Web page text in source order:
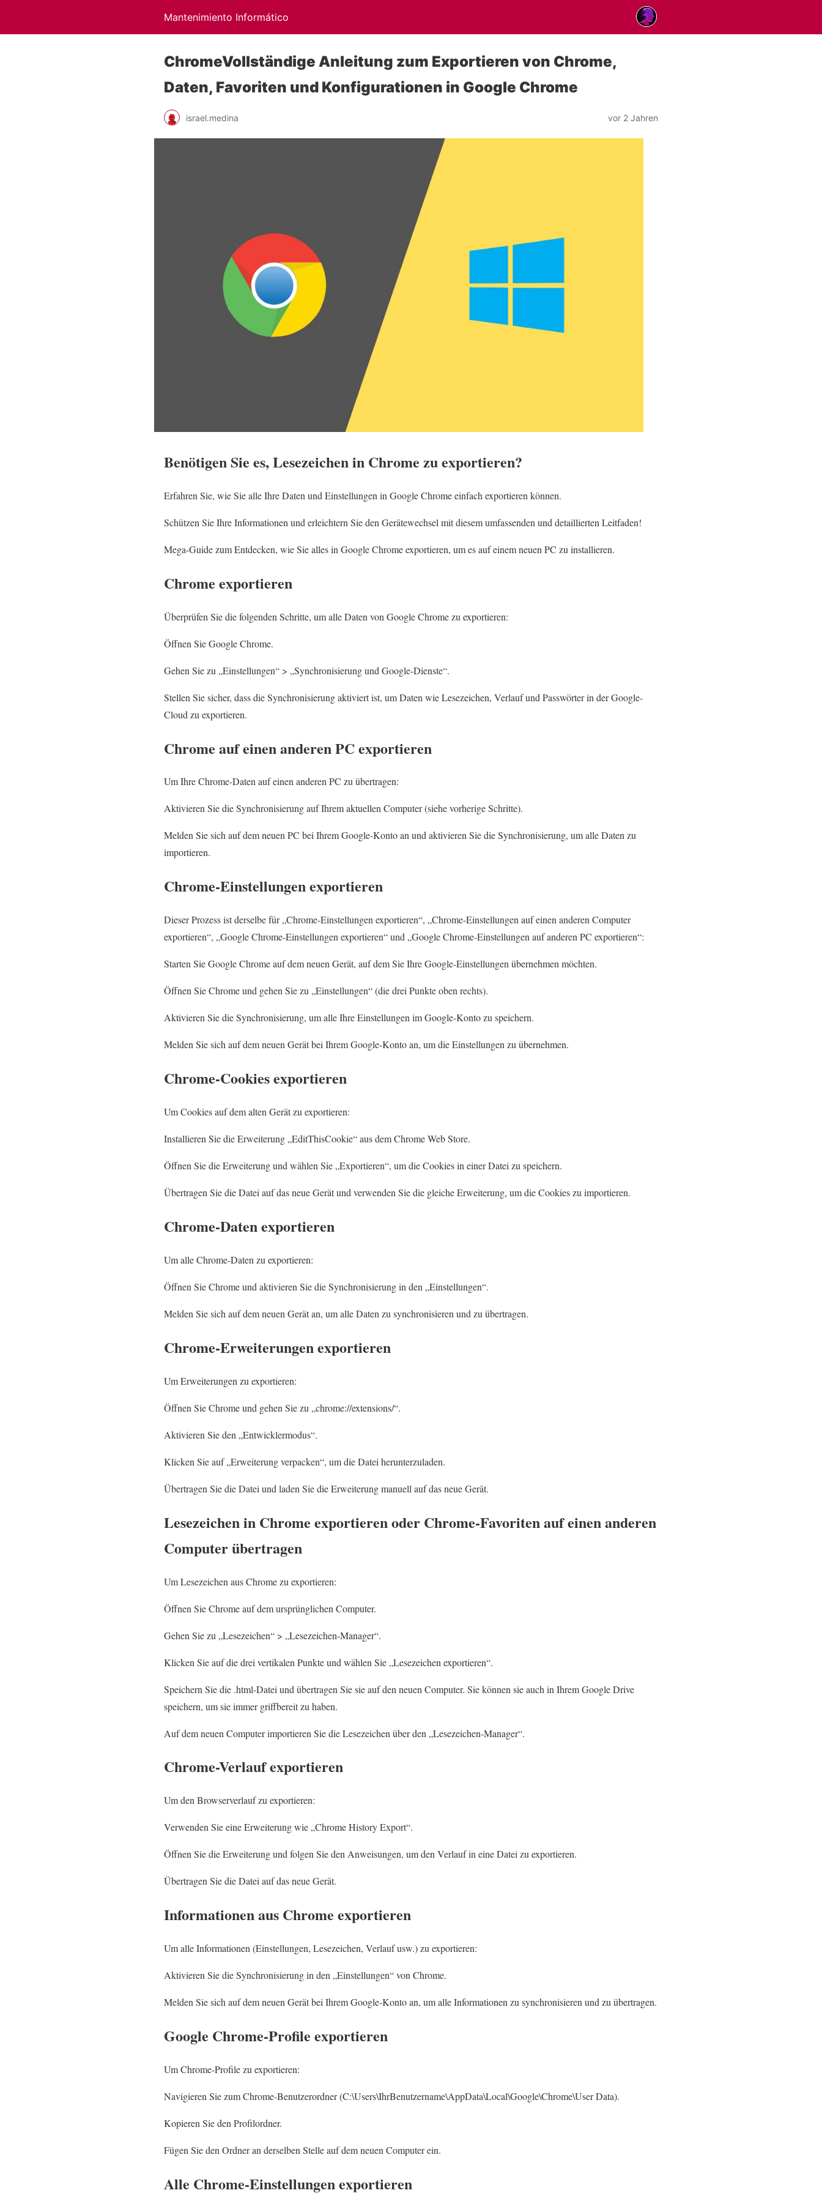
Mantenimiento Informático
ChromeVollständige Anleitung zum Exportieren von Chrome,
Daten, Favoriten und Konfigurationen in Google Chrome
israel.medina vor 2 Jahren
Benötigen Sie es, Lesezeichen in Chrome zu exportieren?
Erfahren Sie, wie Sie alle Ihre Daten und Einstellungen in Google Chrome einfach exportieren können.
Schützen Sie Ihre Informationen und erleichtern Sie den Gerätewechsel mit diesem umfassenden und detaillierten Leitfaden!
Mega-Guide zum Entdecken, wie Sie alles in Google Chrome exportieren, um es auf einem neuen PC zu installieren.
Chrome exportieren
Überprüfen Sie die folgenden Schritte, um alle Daten von Google Chrome zu exportieren:
Öffnen Sie Google Chrome.
Gehen Sie zu „Einstellungen“ > „Synchronisierung und Google-Dienste“.
Stellen Sie sicher, dass die Synchronisierung aktiviert ist, um Daten wie Lesezeichen, Verlauf und Passwörter in der Google-
Cloud zu exportieren.
Chrome auf einen anderen PC exportieren
Um Ihre Chrome-Daten auf einen anderen PC zu übertragen:
Aktivieren Sie die Synchronisierung auf Ihrem aktuellen Computer (siehe vorherige Schritte).
Melden Sie sich auf dem neuen PC bei Ihrem Google-Konto an und aktivieren Sie die Synchronisierung, um alle Daten zu
importieren.
Chrome-Einstellungen exportieren
Dieser Prozess ist derselbe für „Chrome-Einstellungen exportieren“, „Chrome-Einstellungen auf einen anderen Computer
exportieren“, „Google Chrome-Einstellungen exportieren“ und „Google Chrome-Einstellungen auf anderen PC exportieren“:
Starten Sie Google Chrome auf dem neuen Gerät, auf dem Sie Ihre Google-Einstellungen übernehmen möchten.
Öffnen Sie Chrome und gehen Sie zu „Einstellungen“ (die drei Punkte oben rechts).
Aktivieren Sie die Synchronisierung, um alle Ihre Einstellungen im Google-Konto zu speichern.
Melden Sie sich auf dem neuen Gerät bei Ihrem Google-Konto an, um die Einstellungen zu übernehmen.
Chrome-Cookies exportieren
Um Cookies auf dem alten Gerät zu exportieren:
Installieren Sie die Erweiterung „EditThisCookie“ aus dem Chrome Web Store.
Öffnen Sie die Erweiterung und wählen Sie „Exportieren“, um die Cookies in einer Datei zu speichern.
Übertragen Sie die Datei auf das neue Gerät und verwenden Sie die gleiche Erweiterung, um die Cookies zu importieren.
Chrome-Daten exportieren
Um alle Chrome-Daten zu exportieren:
Öffnen Sie Chrome und aktivieren Sie die Synchronisierung in den „Einstellungen“.
Melden Sie sich auf dem neuen Gerät an, um alle Daten zu synchronisieren und zu übertragen.
Chrome-Erweiterungen exportieren
Um Erweiterungen zu exportieren:
Öffnen Sie Chrome und gehen Sie zu „chrome://extensions/“.
Aktivieren Sie den „Entwicklermodus“.
Klicken Sie auf „Erweiterung verpacken“, um die Datei herunterzuladen.
Übertragen Sie die Datei und laden Sie die Erweiterung manuell auf das neue Gerät.
Lesezeichen in Chrome exportieren oder Chrome-Favoriten auf einen anderen
Computer übertragen
Um Lesezeichen aus Chrome zu exportieren:
Öffnen Sie Chrome auf dem ursprünglichen Computer.
Gehen Sie zu „Lesezeichen“ > „Lesezeichen-Manager“.
Klicken Sie auf die drei vertikalen Punkte und wählen Sie „Lesezeichen exportieren“.
Speichern Sie die .html-Datei und übertragen Sie sie auf den neuen Computer. Sie können sie auch in Ihrem Google Drive
speichern, um sie immer griffbereit zu haben.
Auf dem neuen Computer importieren Sie die Lesezeichen über den „Lesezeichen-Manager“.
Chrome-Verlauf exportieren
Um den Browserverlauf zu exportieren:
Verwenden Sie eine Erweiterung wie „Chrome History Export“.
Öffnen Sie die Erweiterung und folgen Sie den Anweisungen, um den Verlauf in eine Datei zu exportieren.
Übertragen Sie die Datei auf das neue Gerät.
Informationen aus Chrome exportieren
Um alle Informationen (Einstellungen, Lesezeichen, Verlauf usw.) zu exportieren:
Aktivieren Sie die Synchronisierung in den „Einstellungen“ von Chrome.
Melden Sie sich auf dem neuen Gerät bei Ihrem Google-Konto an, um alle Informationen zu synchronisieren und zu übertragen.
Google Chrome-Profile exportieren
Um Chrome-Profile zu exportieren:
Navigieren Sie zum Chrome-Benutzerordner (C:\Users\IhrBenutzername\AppData\Local\Google\Chrome\User Data).
Kopieren Sie den Profilordner.
Fügen Sie den Ordner an derselben Stelle auf dem neuen Computer ein.
Alle Chrome-Einstellungen exportieren